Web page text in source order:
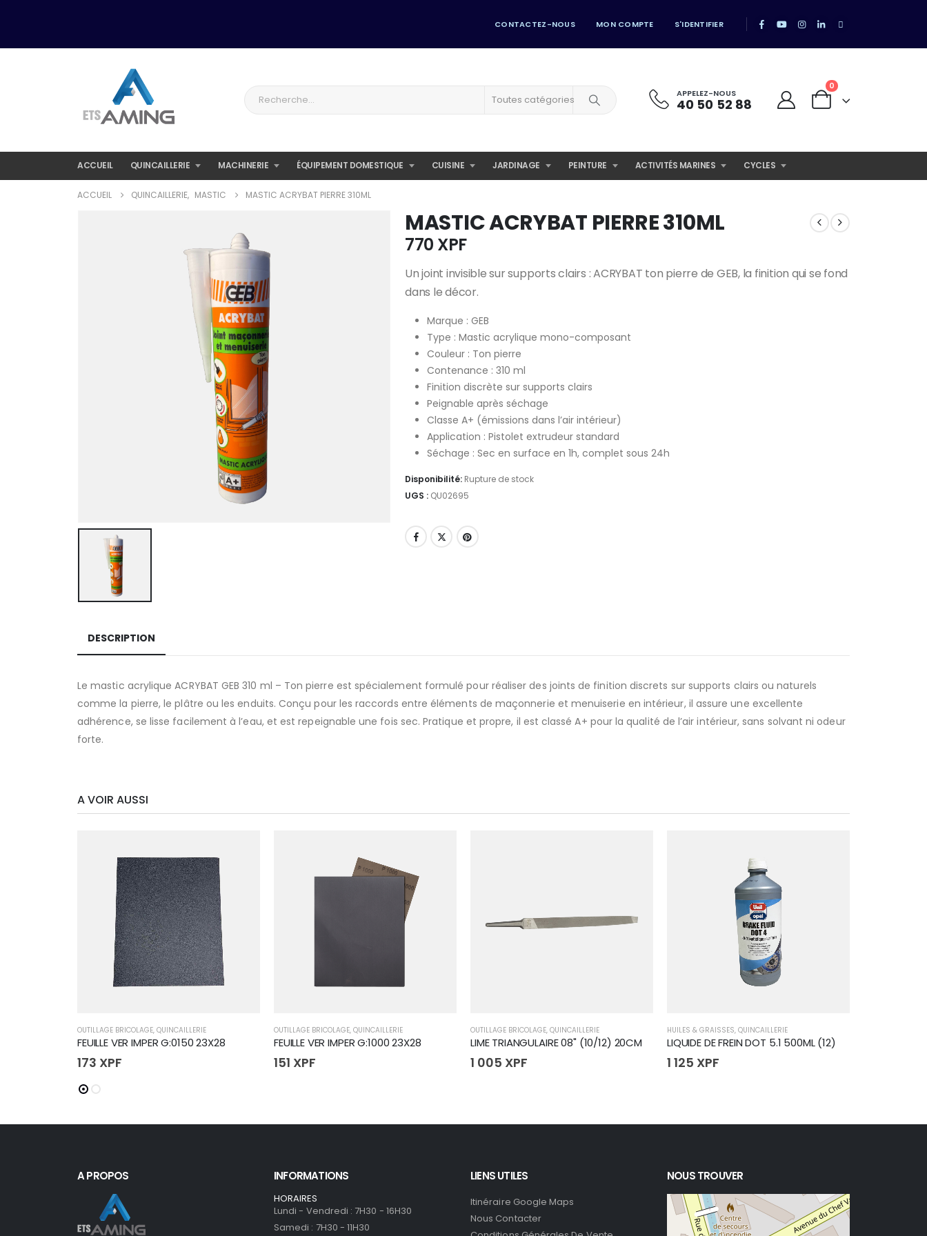
CONTACTEZ-NOUS MON COMPTE S'IDENTIFIER
Toutes catégories APPELEZ-NOUS
40 50 52 88
0
ACCUEIL QUINCAILLERIE MACHINERIE ÉQUIPEMENT DOMESTIQUE CUISINE JARDINAGE PEINTURE ACTIVITÉS MARINES CYCLES
ACCUEIL QUINCAILLERIE, MASTIC MASTIC ACRYBAT PIERRE 310ML
MASTIC ACRYBAT PIERRE 310ML
770 XPF
Un joint invisible sur supports clairs : ACRYBAT ton pierre de GEB, la finition qui se fond
dans le décor.
Marque : GEB
Type : Mastic acrylique mono-composant
Couleur : Ton pierre
Contenance : 310 ml
Finition discrète sur supports clairs
Peignable après séchage
Classe A+ (émissions dans l’air intérieur)
Application : Pistolet extrudeur standard
Séchage : Sec en surface en 1h, complet sous 24h
Disponibilité: Rupture de stock
UGS : QU02695
DESCRIPTION
Le mastic acrylique ACRYBAT GEB 310 ml – Ton pierre est spécialement formulé pour réaliser des joints de finition discrets sur supports clairs ou naturels
comme la pierre, le plâtre ou les enduits. Conçu pour les raccords entre éléments de maçonnerie et menuiserie en intérieur, il assure une excellente
adhérence, se lisse facilement à l’eau, et est repeignable une fois sec. Pratique et propre, il est classé A+ pour la qualité de l’air intérieur, sans solvant ni odeur
forte.
A VOIR AUSSI
OUTILLAGE BRICOLAGE, QUINCAILLERIE
FEUILLE VER IMPER G:0150 23X28
173 XPF
OUTILLAGE BRICOLAGE, QUINCAILLERIE
FEUILLE VER IMPER G:1000 23X28
151 XPF
OUTILLAGE BRICOLAGE, QUINCAILLERIE
LIME TRIANGULAIRE 08" (10/12) 20CM
1 005 XPF
HUILES & GRAISSES, QUINCAILLERIE
LIQUIDE DE FREIN DOT 5.1 500ML (12)
1 125 XPF
A PROPOS INFORMATIONS
HORAIRES
Lundi - Vendredi : 7H30 - 16H30
Samedi : 7H30 - 11H30
LIENS UTILES
Itinéraire Google Maps
Nous Contacter
NOUS TROUVER